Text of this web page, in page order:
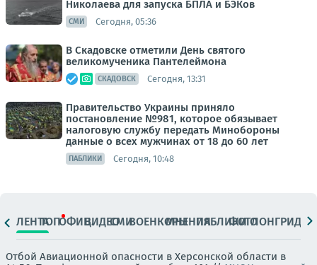
Николаева для запуска БПЛА и БЭКов
СМИ Сегодня, 05:36
В Скадовске отметили День святого
великомученика Пантелеймона
СКАДОВСК Сегодня, 13:31
Правительство Украины приняло
постановление №981, которое обязывает
налоговую службу передать Минобороны
данные о всех мужчинах от 18 до 60 лет
ПАБЛИКИ Сегодня, 10:48
ЛЕНТАТОПОФИЦ.ВИДЕОСМИВОЕНКОРЫМНЕНИЯПАБЛИКИ
ФОТОЛОНГРИДЫ
Отбой Авиационной опасности в Херсонской области в